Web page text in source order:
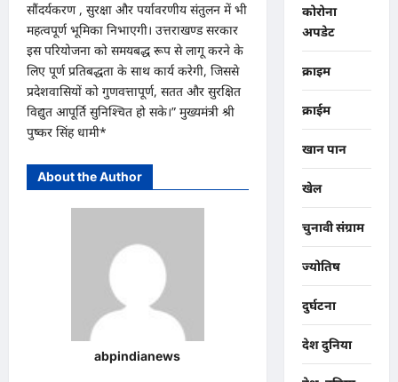
सौंदर्यकरण , सुरक्षा और पर्यावरणीय संतुलन में भी
महत्वपूर्ण भूमिका निभाएगी। उत्तराखण्ड सरकार
इस परियोजना को समयबद्ध रूप से लागू करने के
लिए पूर्ण प्रतिबद्धता के साथ कार्य करेगी, जिससे
प्रदेशवासियों को गुणवत्तापूर्ण, सतत और सुरक्षित
विद्युत आपूर्ति सुनिश्चित हो सके।” मुख्यमंत्री श्री
पुष्कर सिंह धामी*
About the Author
abpindianews
कोरोना
अपडेट
क्राइम
क्राईम
खान पान
खेल
चुनावी संग्राम
ज्योतिष
दुर्घटना
देश दुनिया